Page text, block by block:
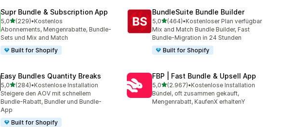
Supr Bundle & Subscription App
5,0von 5 Sternen
(229)
229 Rezensionen insgesamt
•Kostenlos
Abonnements, Mengenrabatte, Bundle-
Sets und Mix and Match
Built for Shopify
BundleSuite Bundle Builder
5,0von 5 Sternen
(464)
464 Rezensionen insgesamt
•Kostenloser Plan verfügbar
Mix and Match Bundle Builder, Fast
Bundle-Migration in 24 Stunden
Built for Shopify
Easy Bundles Quantity Breaks
5,0von 5 Sternen
(284)
284 Rezensionen insgesamt
•Kostenlose Installation
Steigere den AOV mit schnellem
Bundle-Rabatt, Bundler und Bundle-
App
Built for Shopify
FBP | Fast Bundle & Upsell App
5,0von 5 Sternen
(2.967)
2967 Rezensionen insgesamt
•Kostenlose Installation
Bündel, oft zusammen gekauft,
Mengenrabatt, KaufenX erhaltenY